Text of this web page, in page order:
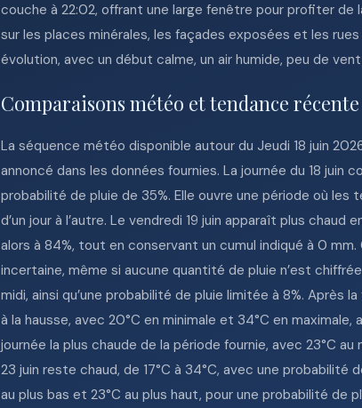
couche à 22:02, offrant une large fenêtre pour profiter
sur les places minérales, les façades exposées et les
évolution, avec un début calme, un air humide, peu de
Comparaisons météo et tendance récente
La séquence météo disponible autour du Jeudi 18 juin
annoncé dans les données fournies. La journée du 18 juin
probabilité de pluie de 35%. Elle ouvre une période où
d’un jour à l’autre. Le vendredi 19 juin apparaît plus
alors à 84%, tout en conservant un cumul indiqué à 0
incertaine, même si aucune quantité de pluie n’est
midi, ainsi qu’une probabilité de pluie limitée à 8%. Après
à la hausse, avec 20°C en minimale et 34°C en
journée la plus chaude de la période fournie, avec 23°C
23 juin reste chaud, de 17°C à 34°C, avec une
au plus bas et 23°C au plus haut, pour une probabilité de